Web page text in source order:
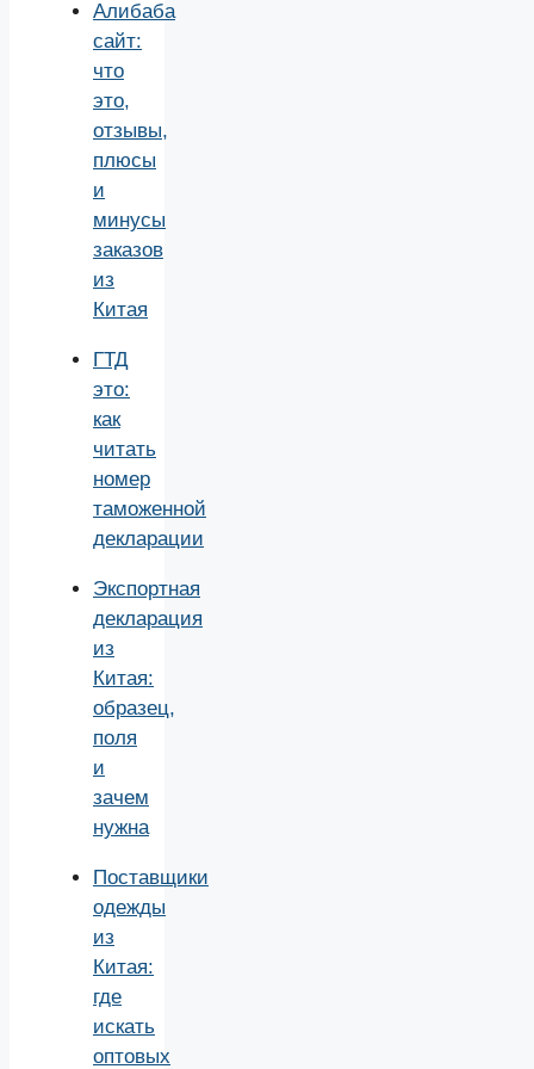
Алибаба
сайт:
что
это,
отзывы,
плюсы
и
минусы
заказов
из
Китая
ГТД
это:
как
читать
номер
таможенной
декларации
Экспортная
декларация
из
Китая:
образец,
поля
и
зачем
нужна
Поставщики
одежды
из
Китая:
где
искать
оптовых